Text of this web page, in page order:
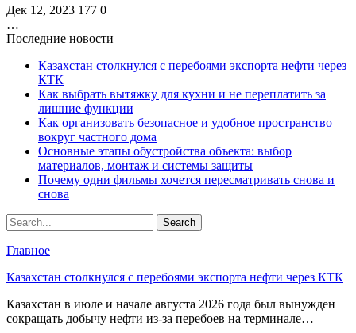
Дек 12, 2023 177 0
…
Последние новости
Казахстан столкнулся с перебоями экспорта нефти через
КТК
Как выбрать вытяжку для кухни и не переплатить за
лишние функции
Как организовать безопасное и удобное пространство
вокруг частного дома
Основные этапы обустройства объекта: выбор
материалов, монтаж и системы защиты
Почему одни фильмы хочется пересматривать снова и
снова
Главное
Казахстан столкнулся с перебоями экспорта нефти через КТК
Казахстан в июле и начале августа 2026 года был вынужден
сокращать добычу нефти из-за перебоев на терминале…